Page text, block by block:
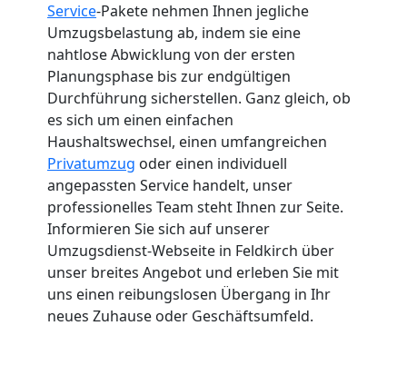
Service-Pakete nehmen Ihnen jegliche
Umzugsbelastung ab, indem sie eine
nahtlose Abwicklung von der ersten
Planungsphase bis zur endgültigen
Durchführung sicherstellen. Ganz gleich, ob
es sich um einen einfachen
Haushaltswechsel, einen umfangreichen
Privatumzug oder einen individuell
angepassten Service handelt, unser
professionelles Team steht Ihnen zur Seite.
Informieren Sie sich auf unserer
Umzugsdienst-Webseite in Feldkirch über
unser breites Angebot und erleben Sie mit
uns einen reibungslosen Übergang in Ihr
neues Zuhause oder Geschäftsumfeld.